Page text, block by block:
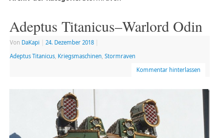
Adeptus Titanicus–Warlord Odin
Von DaKapi 24. Dezember 2018
Adeptus Titanicus, Kriegsmaschinen Stormraven
Kommentar hinterlassen